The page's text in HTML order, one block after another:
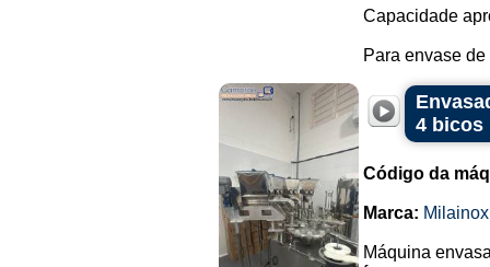
Capacidade
Para envase
4 bicos
Código da
Marca: Milainox
Máquina